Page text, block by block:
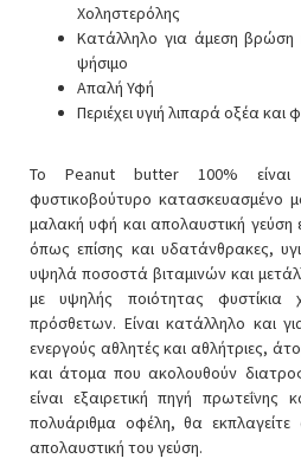
Χοληστερόλης
Κατάλληλο για άμεση βρώση
ψήσιμο
Απαλή Υφή
Περιέχει υγιή λιπαρά οξέα και
Το Peanut butter 100%
φυστικοβούτυρο κατασκευασμένο
μαλακή υφή και απολαυστική γεύση
όπως επίσης και υδατάνθρακες,
υψηλά ποσοστά βιταμινών και
με υψηλής ποιότητας
πρόσθετων. Είναι κατάλληλο και
ενεργούς αθλητές και αθλήτριες,
και άτομα που ακολουθούν
είναι εξαιρετική πηγή
πολυάριθμα οφέλη, θα
απολαυστική του γεύση.